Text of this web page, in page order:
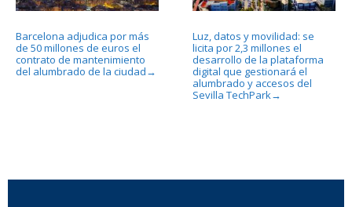
Barcelona adjudica por más
de 50 millones de euros el
contrato de mantenimiento
del alumbrado de la ciudad →
Luz, datos y movilidad: se
licita por 2,3 millones el
desarrollo de la plataforma
digital que gestionará el
alumbrado y accesos del
Sevilla TechPark→